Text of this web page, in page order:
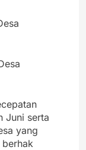
Juni serta
yang